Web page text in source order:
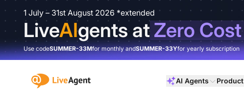
1 July – 31st August 2026 *extended
LiveAIgents atZero Cost
Use codeSUMMER-33Mfor monthly andSUMMER-33Yfor yearly subscription
:site.title AI Agents Product